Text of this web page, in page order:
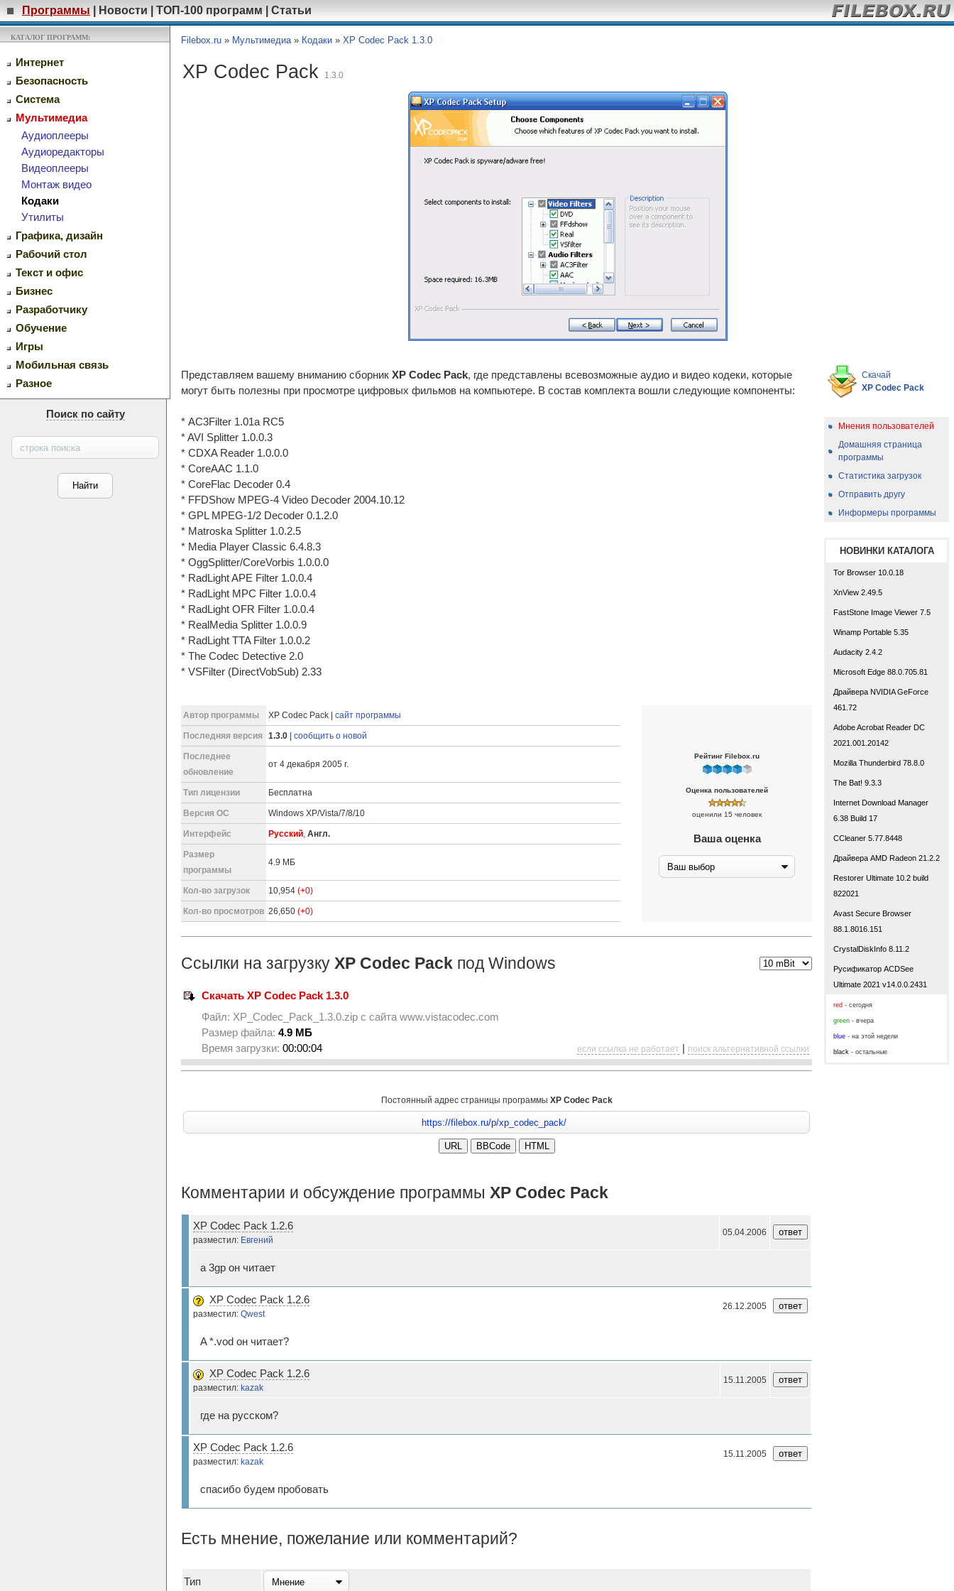
Программы Новости ТОП-100 программ Статьи
КАТАЛОГ ПРОГРАММ:
Интернет
Безопасность
Система
Мультимедиа
Аудиоплееры
Аудиоредакторы
Видеоплееры
Монтаж видео
Кодаки
Утилиты
Графика, дизайн
Рабочий стол
Текст и офис
Бизнес
Разработчику
Обучение
Игры
Мобильная связь
Разное
Поиск по сайту
Filebox.ru » Мультимедиа» Кодаки » XP Codec Pack 1.3.0
XP Codec Pack 1.3.0
Представляем вашему вниманию сборник XP Codec Pack, где представлены всевозможные аудио и видео кодеки, которые
могут быть полезны при просмотре цифровых фильмов на компьютере. В состав комплекта вошли следующие компоненты:
* AC3Filter 1.01a RC5
* AVI Splitter 1.0.0.3
* CDXA Reader 1.0.0.0
* CoreAAC 1.1.0
* CoreFlac Decoder 0.4
* FFDShow MPEG-4 Video Decoder 2004.10.12
* GPL MPEG-1/2 Decoder 0.1.2.0
* Matroska Splitter 1.0.2.5
* Media Player Classic 6.4.8.3
* OggSplitter/CoreVorbis 1.0.0.0
* RadLight APE Filter 1.0.0.4
* RadLight MPC Filter 1.0.0.4
* RadLight OFR Filter 1.0.0.4
* RealMedia Splitter 1.0.0.9
* RadLight TTA Filter 1.0.0.2
* The Codec Detective 2.0
* VSFilter (DirectVobSub) 2.33
Автор программы XP Codec Pack | сайт программы
Последняя версия 1.3.0 сообщить о новой
Последнее
обновление
от 4 декабря 2005 г.
Тип лицензии Бесплатна
Версия ОС Windows XP/Vista/7/8/10
Интерфейс Русский, Англ.
Размер
программы
4.9 МБ
Кол-во загрузок 10,954 (+0)
Кол-во просмотров 26,650 (+0)
Рейтинг Filebox.ru
Оценка пользователей
оценили 15 человек
Ваша оценка
Ссылки на загрузку XP Codec Pack под Windows
Скачать XP Codec Pack 1.3.0
Файл: XP_Codec_Pack_1.3.0.zip с сайта www.vistacodec.com
Размер файла: 4.9 МБ
Время загрузки: 00:00:04 если ссылка не работает поиск альтернативной ссылки
Постоянный адрес страницы программы XP Codec Pack
Комментарии и обсуждение программы XP Codec Pack
XP Codec Pack 1.2.6
разместил: Евгений
05.04.2006
а 3gp он читает
XP Codec Pack 1.2.6
разместил: Qwest
26.12.2005
A *.vod он читает?
XP Codec Pack 1.2.6
разместил: kazak
15.11.2005
где на русском?
XP Codec Pack 1.2.6
разместил: kazak
15.11.2005
спасибо будем пробовать
Есть мнение, пожелание или комментарий?
Тип
Скачай
XP Codec Pack
Мнения пользователей
Домашняя страница
программы
Статистика загрузок
Отправить другу
Информеры программы
НОВИНКИ КАТАЛОГА
Tor Browser 10.0.18
XnView 2.49.5
FastStone Image Viewer 7.5
Winamp Portable 5.35
Audacity 2.4.2
Microsoft Edge 88.0.705.81
Драйвера NVIDIA GeForce
461.72
Adobe Acrobat Reader DC
2021.001.20142
Mozilla Thunderbird 78.8.0
The Bat! 9.3.3
Internet Download Manager
6.38 Build 17
CCleaner 5.77.8448
Драйвера AMD Radeon 21.2.2
Restorer Ultimate 10.2 build
822021
Avast Secure Browser
88.1.8016.151
CrystalDiskInfo 8.11.2
Русификатор ACDSee
Ultimate 2021 v14.0.0.2431
red - сегодня
green - вчера
blue - на этой недели
black - остальные